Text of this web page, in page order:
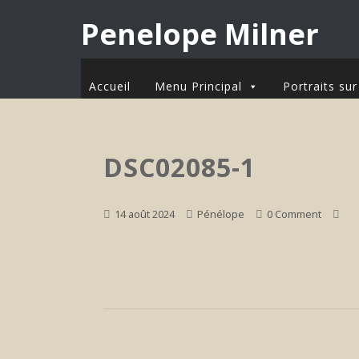
Penelope Milner
Accueil Menu Principal Portraits
DSC02085-1
14 août 2024 Pénélope 0 Comment